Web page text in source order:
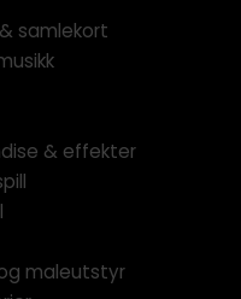
samlekort
& effekter
maleutstyr